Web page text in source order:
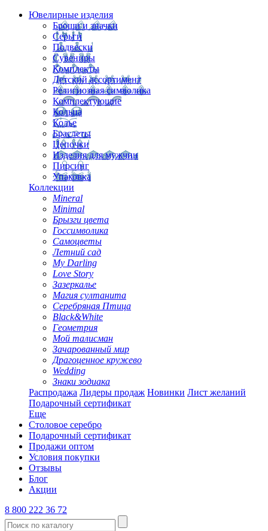
Ювелирные изделия
Броши и значки
Серьги
Подвески
Сувениры
Комплекты
Детский ассортимент
Религиозная символика
Комплектующие
Кольца
Колье
Браслеты
Цепочки
Изделия для мужчин
Пирсинг
Упаковка
Коллекции
Mineral
Minimal
Брызги цвета
Госсимволика
Самоцветы
Летний сад
My Darling
Love Story
Зазеркалье
Магия султанита
Серебряная Птица
Black&White
Геометрия
Мой талисман
Зачарованный мир
Драгоценное кружево
Wedding
Знаки зодиака
Распродажа Лидеры продаж Новинки Лист желаний
Подарочный сертификат
Еще
Столовое серебро
Подарочный сертификат
Продажи оптом
Условия покупки
Отзывы
Блог
Акции
8 800 222 36 72